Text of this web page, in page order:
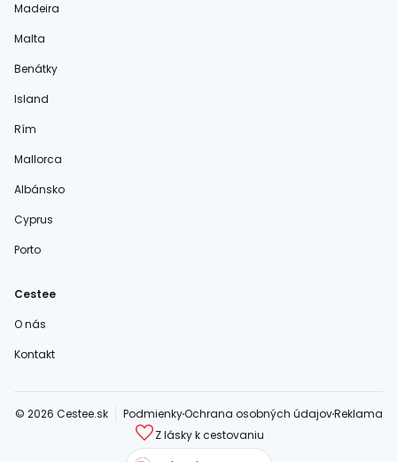
Madeira
Malta
Benátky
Island
Rím
Mallorca
Albánsko
Cyprus
Porto
Cestee
O nás
Kontakt
© 2026 Cestee.sk PodmienkyOchrana osobných údajovReklama
Z lásky k cestovaniu
cestee.com